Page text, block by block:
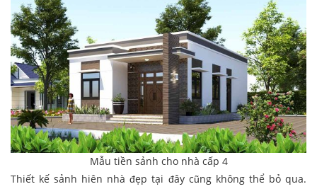
Mẫu tiền sảnh cho nhà cấp 4
Thiết kế sảnh hiên nhà đẹp tại đây cũng không thể bỏ qua.